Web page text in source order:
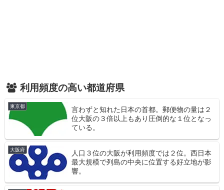
利用頻度の高い都道府県
東京都
言わずと知れた日本の首都。郵便物の量は２
位大阪の３倍以上もあり圧倒的な１位となっ
ている。
大阪府
人口３位の大阪が利用頻度では２位。西日本
最大規模で列島の中央に位置する好立地が影
響。